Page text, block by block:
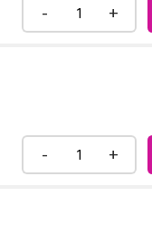
- +
- +